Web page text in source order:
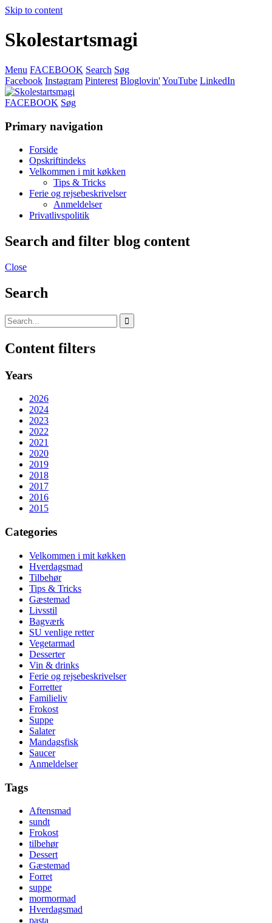
Skip to content
Skolestartsmagi
Menu FACEBOOK Search Søg
Facebook Instagram Pinterest Bloglovin'YouTube LinkedIn
FACEBOOK Søg
Primary navigation
Forside
Opskriftindeks
Velkommen i mit køkken
Tips & Tricks
Ferie og rejsebeskrivelser
Anmeldelser
Privatlivspolitik
Search and filter blog content
Close
Search
Content filters
Years
2026
2024
2023
2022
2021
2020
2019
2018
2017
2016
2015
Categories
Velkommen i mit køkken
Hverdagsmad
Tilbehør
Tips & Tricks
Gæstemad
Livsstil
Bagværk
SU venlige retter
Vegetarmad
Desserter
Vin & drinks
Ferie og rejsebeskrivelser
Forretter
Familieliv
Frokost
Suppe
Salater
Mandagsfisk
Saucer
Anmeldelser
Tags
Aftensmad
sundt
Frokost
tilbehør
Dessert
Gæstemad
Forret
suppe
mormormad
Hverdagsmad
pasta